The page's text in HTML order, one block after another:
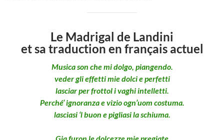
Le Madrigal de Landini
et sa traduction en français actuel
Musica son che mi dolgo, piangendo.
veder gli effetti mie dolci e perfetti
lasciar per frottol i vaghi intelletti.
Perché’ ignoranza e vizio ogn’uom costuma.
lasciasi ‘l buon e pigliasi la schiuma.